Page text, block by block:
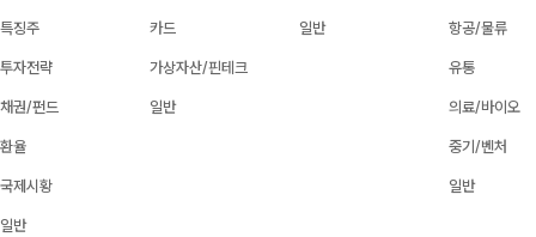
특징주
투자전략
채권/펀드
환율
국제시황
일반
카드
가상자산/핀테크
일반
일반 항공/물류
유통
의료/바이오
중기/벤처
일반